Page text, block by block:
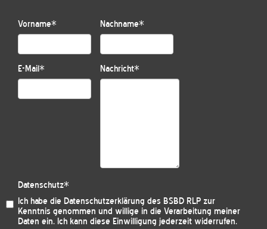
Vorname* Nachname*
E-Mail* Nachricht*
Datenschutz*
Ich habe die Datenschutzerklärung des BSBD RLP zur
Kenntnis genommen und willige in die Verarbeitung meiner
Daten ein. Ich kann diese Einwilligung jederzeit widerrufen.